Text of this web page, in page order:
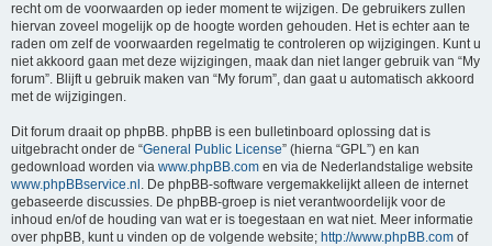
recht om de voorwaarden op ieder moment te wijzigen. De gebruikers zullen
hiervan zoveel mogelijk op de hoogte worden gehouden. Het is echter aan te
raden om zelf de voorwaarden regelmatig te controleren op wijzigingen. Kunt u
niet akkoord gaan met deze wijzigingen, maak dan niet langer gebruik van “My
forum”. Blijft u gebruik maken van “My forum”, dan gaat u automatisch akkoord
met de wijzigingen.
Dit forum draait op phpBB. phpBB is een bulletinboard oplossing dat is
uitgebracht onder de “General Public License” (hierna “GPL”) en kan
gedownload worden via www.phpBB.com en via de Nederlandstalige website
www.phpBBservice.nl . De phpBB-software vergemakkelijkt alleen de internet
gebaseerde discussies. De phpBB-groep is niet verantwoordelijk voor de
inhoud en/of de houding van wat er is toegestaan en wat niet. Meer informatie
over phpBB, kunt u vinden op de volgende website; http://www.phpBB.com of